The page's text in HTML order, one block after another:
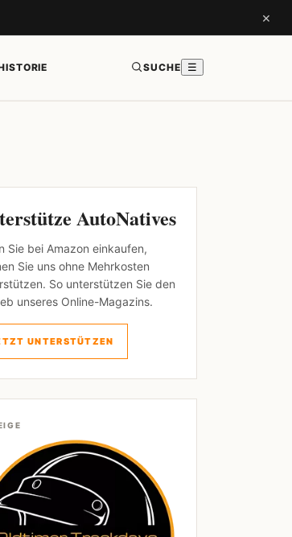
×
SUCHE ☰
AutoNatives
Sie bei Amazon einkaufen,
Sie uns ohne Mehrkosten
So unterstützen Sie den
unseres Online-Magazins.
UNTERSTÜTZEN